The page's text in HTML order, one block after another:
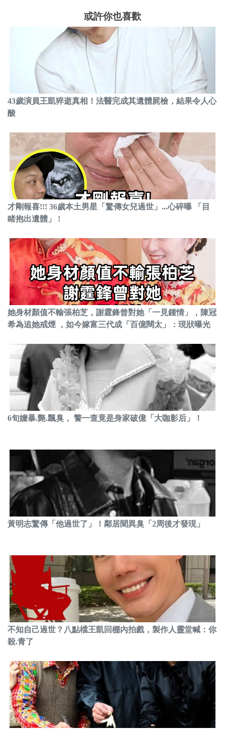
或許你也喜歡
43歲演員王凱猝逝真相！法醫完成其遺體屍檢，結果令人心
酸
才剛報喜!!! 36歲本土男星「驚傳女兒過世」...心碎曝 「目
睹抱出遺體」 !
她身材顏值不輸張柏芝，謝霆鋒曾對她「一見鍾情」，陳冠
希為追她戒煙 ，如今嫁富三代成「百億闊太」：現狀曝光
6旬嬤暴.斃.飄臭， 警一查竟是身家破億「大咖影后」！
黃明志驚傳「他過世了」！鄰居聞異臭「2周後才發現」
不知自己過世？八點檔王凱回棚內拍戲，製作人靈堂喊：你
殺.青了